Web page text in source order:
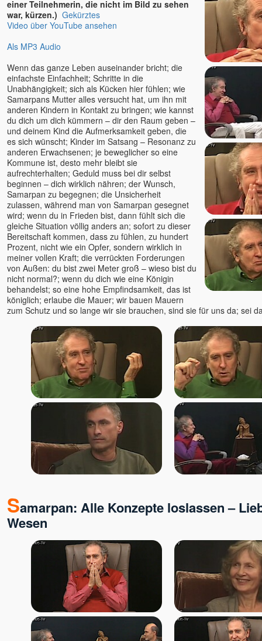
einer Teilnehmerin, die nicht im Bild zu sehen
war, kürzen.) Gekürztes
Video über YouTube ansehen
Als MP3 Audio
Wenn das ganze Leben auseinander bricht; die
einfachste Einfachheit; Schritte in die
Unabhängigkeit; sich als Kücken hier fühlen; wie
Samarpans Mutter alles versucht hat, um ihn mit
anderen Kindern in Kontakt zu bringen; wie kannst
du dich um dich kümmern – dir den Raum geben –
und deinem Kind die Aufmerksamkeit geben, die
es sich wünscht; Kinder im Satsang – Resonanz zu
anderen Erwachsenen; je beweglicher so eine
Kommune ist, desto mehr bleibt sie
aufrechterhalten; Geduld muss bei dir selbst
beginnen – dich wirklich nähren; der Wunsch,
Samarpan zu begegnen; die Unsicherheit
zulassen, während man von Samarpan gesegnet
wird; wenn du in Frieden bist, dann fühlt sich die
gleiche Situation völlig anders an; sofort zu dieser
Bereitschaft kommen, dass zu fühlen, zu hundert
Prozent, nicht wie ein Opfer, sondern wirklich in
meiner vollen Kraft; die verrückten Forderungen
von Außen: du bist zwei Meter groß – wieso bist du
nicht normal?; wenn du dich wie eine Königin
behandelst; so eine hohe Empfindsamkeit, das ist
königlich; erlaube die Mauer; wir bauen Mauern
zum Schutz und so lange wir sie brauchen, sind sie für uns da; sei
Samarpan: Alle Konzepte loslassen –
Wesen